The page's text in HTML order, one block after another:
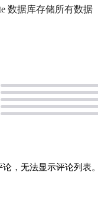
数据库存储所有数据
，无法显示评论列表